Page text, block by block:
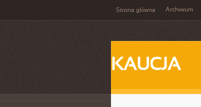
Strona główna Archiwum
KAUCJA